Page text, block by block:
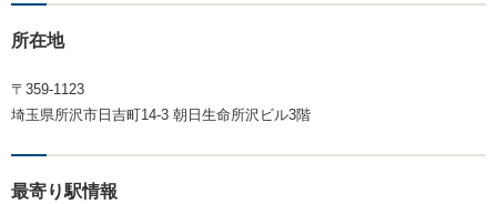
所在地
〒359-1123
埼玉県所沢市日吉町14-3 朝日生命所沢ビル3階
最寄り駅情報